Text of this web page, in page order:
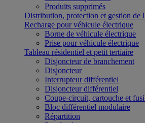
Produits supprimés
Distribution, protection et gestion de
Recharge pour véhicule électrique
Borne de véhicule électrique
Prise pour véhicule électrique
Tableau résidentiel et petit tertiaire
Disjoncteur de branchement
Disjoncteur
Interrupteur différentiel
Disjoncteur différentiel
Coupe-circuit, cartouche et
Bloc différentiel modulaire
Répartition